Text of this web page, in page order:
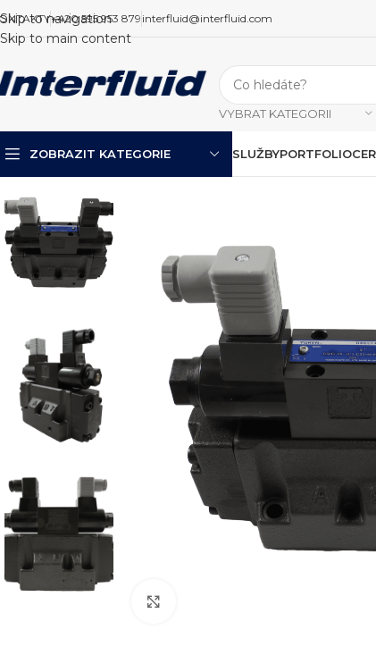
Skip to navigation
Skip to main content
+420 595 953 879 interfluid@interfluid.com
VYBRAT KATEGORII
ZOBRAZIT KATEGORIE SLUŽBYPORTFOLIO